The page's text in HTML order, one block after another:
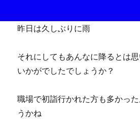
昨日は久しぶりに雨
それにしてもあんなに降るとは
いかがでしたでしょうか？
職場で初詣行かれた方も多かっ
うかね